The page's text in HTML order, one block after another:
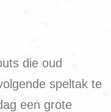
die oud
speltak te
een grote